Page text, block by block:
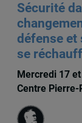
Sécurité
défense et
se
Mercredi 17
Centre Pierre-